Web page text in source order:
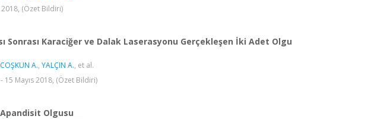
2018, (Özet Bildiri)
Sonrası Karaciğer ve Dalak Laserasyonu Gerçekleşen İki Adet Olgu
COŞKUN A., YALÇIN A., et al.
- 15 Mayıs 2018, (Özet Bildiri)
Olgusu